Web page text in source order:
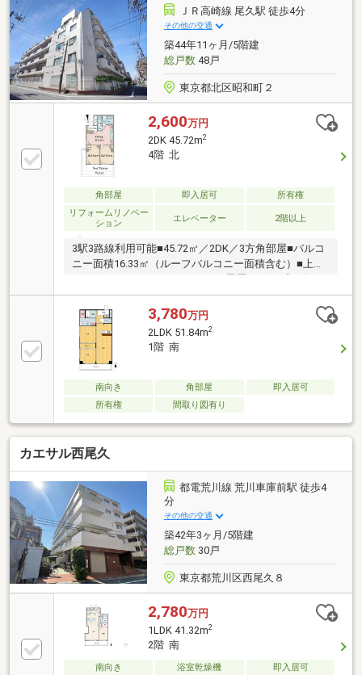
円、借入期間３５年、金利1.225％都市銀行ほか金融機
関多数取り扱い有諸費用詳細や支払いシミュレーショ
ンは弊社HP『MYSTAGE～マイステージ～』を検索
♪▽「ARISE～アライズ～」をもっと知りたい方は下記
関連リンクへ▽
ＪＲ高崎線 尾久駅 徒歩4分
その他の交通
築44年11ヶ月/5階建
総戸数48戸
東京都北区昭和町２
2,600万円
2DK 45.72m2
4階 北
角部屋 即入居可
所有権
リフォームリノベー
ション
エレベーター 2階以上
3駅3路線利用可能■45.72㎡／2DK／3方角部屋■バルコ
ニー面積16.33㎡（ルーフバルコニー面積含む）■上階
月実施)◆システムキッチン交換◆ユニットバス交換
◆電気温水器交換◆洗面化粧台交換◆トイレ交換（温
水洗浄機能付便座）◆室内建具交換◆クロス全室貼替
え◆フローリング貼替（洋室・DK）◆ハウスクリーニ
ング(令和8年3月実施) ◆クロス一部張替え◆エアコ
ン新規設置(令和8年6月実施)◆クロス一部張替え◆エ
アコン新規設置◆巾木交換◆フローリングリペア、
WAX◆窓枠塗装、一部ガラス交換
3,780万円
2LDK 51.84m2
1階 南
南向き 角部屋
即入居可
所有権
間取り図有り
カエサル西尾久
都電荒川線 荒川車庫前駅 徒歩4
分
その他の交通
築42年3ヶ月/5階建
総戸数30戸
東京都荒川区西尾久８
2,780万円
1LDK 41.32m2
2階 南
南向き 浴室乾燥機 即入居可